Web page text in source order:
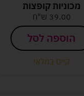
מכוניות קופצות
39.00 ש"ח
הוספה לסל
קיים במלאי